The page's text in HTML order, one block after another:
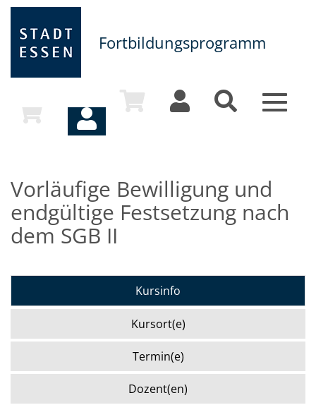
Fortbildungsprogramm
Toggle
Vorläufige Bewilligung und
endgültige Festsetzung nach
dem SGB II
Kursinfo
Kursort(e)
Termin(e)
Dozent(en)